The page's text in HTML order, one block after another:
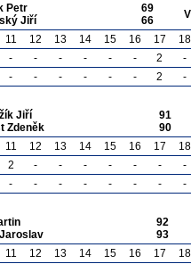
Petr
Jiří
69
66
11 12 13 14 15 16 17
18
- - - - - - 2
-
- - - - - - 2 -
Jiří
Zdeněk
91
90
11 12 13 14 15 16 17
18
2 - - - - - -
-
- - - - - - - -
92
93
11 12 13 14 15 16 17
18